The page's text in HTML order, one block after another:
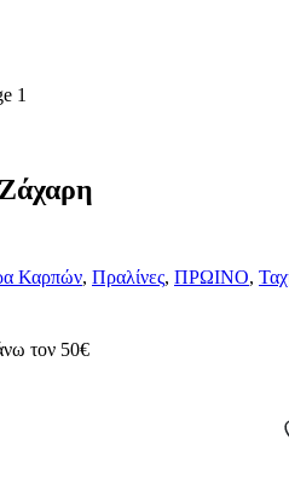
Καρπών, Πραλίνες, ΠΡΩΙΝΟ,
τον 50€